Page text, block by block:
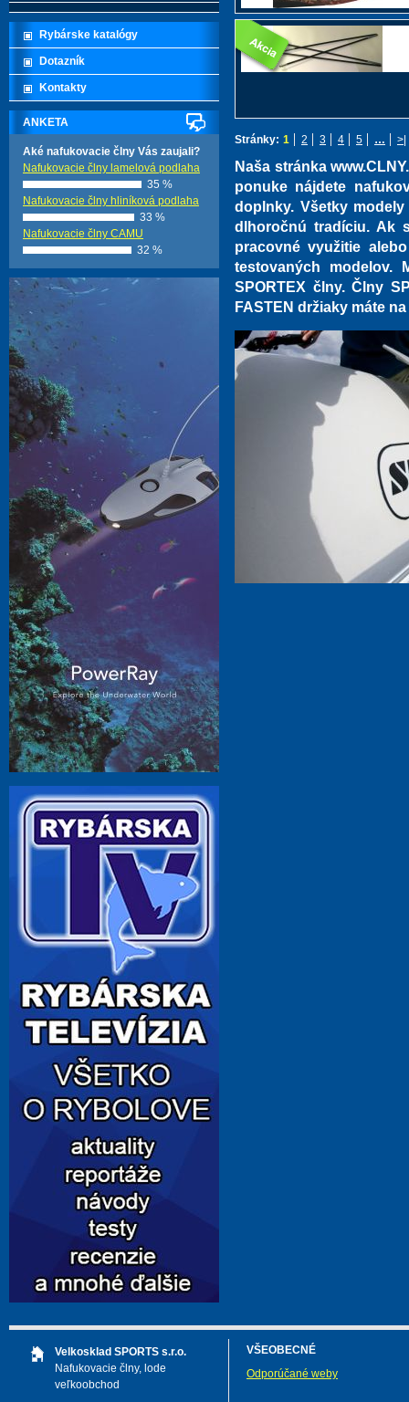
Stránky: 1 2 3 4 5 … >|
Naša stránka
ponuke nájdete
doplnky. Všetky
dlhoročnú tradíciu. Ak
pracovné využitie
testovaných modelov.
SPORTEX člny. Člny
FASTEN držiaky máte
Rybárske katalógy
Dotazník
Kontakty
ANKETA
Aké nafukovacie člny Vás zaujali?
Nafukovacie člny lamelová podlaha
35 %
Nafukovacie člny hliníková podlaha
33 %
Nafukovacie člny CAMU
32 %
Velkosklad SPORTS s.r.o.
Nafukovacie člny, lode
veľkoobchod
VŠEOBECNÉ
Odporúčané weby